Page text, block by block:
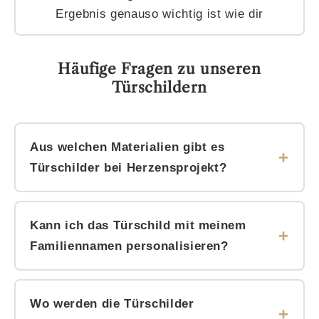
Ergebnis genauso wichtig ist wie dir
Häufige Fragen zu unseren
Türschildern
Aus welchen Materialien gibt es
Türschilder bei Herzensprojekt?
Aus Holz und gebürstetem Edelstahl. Holz wirkt
warm und klassisch, Edelstahl modern und
elegant. Beide Materialien werden in unserer
Kann ich das Türschild mit meinem
Familiennamen personalisieren?
Ja. Du kannst den Familiennamen, die einzelnen
Vornamen der Familienmitglieder oder einen
Wo werden die Türschilder